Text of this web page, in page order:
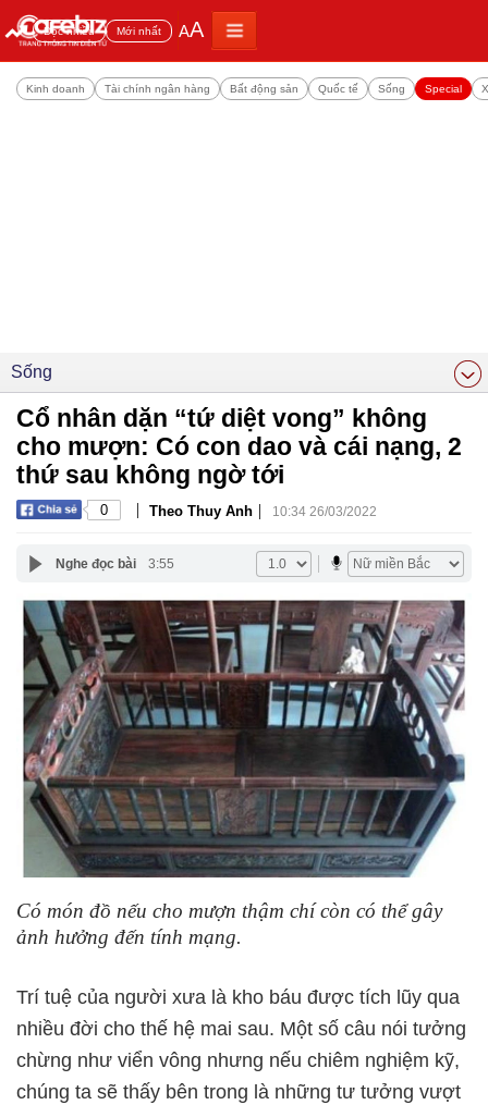
Đọc nhiều Mới nhất AA
Kinh doanh Tài chính ngân hàng Bất động sản Quốc tế Sống Special
Sống
Cổ nhân dặn “tứ diệt vong” không
cho mượn: Có con dao và cái nạng, 2
thứ sau không ngờ tới
0 | Theo Thuy Anh | 10:34 26/03/2022
Nghe đọc bài 3:55
Có món đồ nếu cho mượn thậm chí còn có thể gây
ảnh hưởng đến tính mạng.
Trí tuệ của người xưa là kho báu được tích lũy qua
nhiều đời cho thế hệ mai sau. Một số câu nói tưởng
chừng như viển vông nhưng nếu chiêm nghiệm kỹ,
chúng ta sẽ thấy bên trong là những tư tưởng vượt